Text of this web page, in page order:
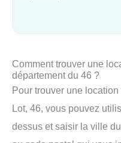
Comment trouver une
département du 46 ?
Pour trouver une
Lot, 46, vous pouvez
dessus et saisir la ville